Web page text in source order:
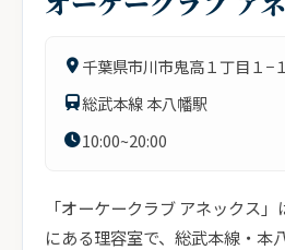
千葉県市川市鬼高１丁目１−１
総武本線 本八幡駅
10:00~20:00
「オーケークラブ アネックス
にある理容室で、総武本線・本